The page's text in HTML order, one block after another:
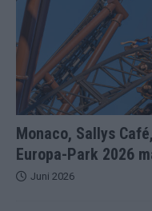
Monaco, Sallys
Europa-Park 2026
Juni 2026